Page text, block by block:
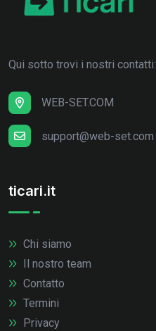
Qui sotto trovi i nostri contatti:
WEB-SET.COM
support@web-set.com
ticari.it
Chi siamo
Il nostro team
Contatto
Termini
Privacy